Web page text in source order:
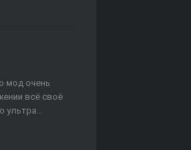
мод очень
всё своё
ультра...